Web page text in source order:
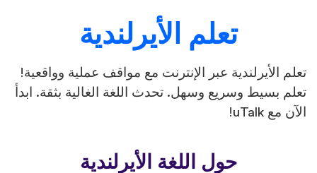
تعلم الأيرلندية
تعلم الأيرلندية عبر الإنترنت مع مواقف عملية وواقعية!
تعلم بسيط وسريع وسهل. تحدث اللغة الغالية بثقة. ابدأ
الآن مع uTalk!
حول اللغة الأيرلندية